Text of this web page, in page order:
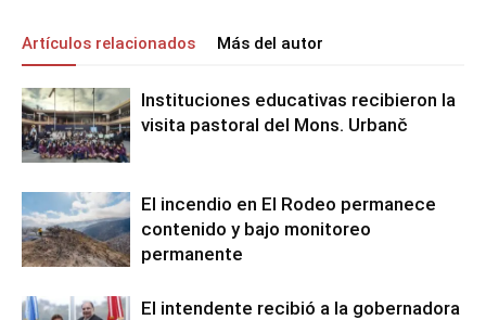
Artículos relacionados Más del autor
Instituciones educativas recibieron la
visita pastoral del Mons. Urbanč
El incendio en El Rodeo permanece
contenido y bajo monitoreo
permanente
El intendente recibió a la gobernadora